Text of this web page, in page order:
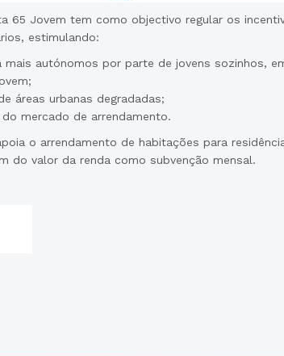
65 Jovem tem como objectivo regular os
estimulando:
mais autónomos por parte de jovens sozinhos,
áreas urbanas degradadas;
do mercado de arrendamento.
o arrendamento de habitações para
do valor da renda como subvenção mensal.